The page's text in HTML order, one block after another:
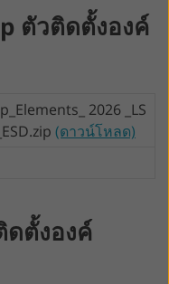
ตัวติดตั้งองค์
2026 _LS
(ดาวน์โหลด)
ตั้งองค์